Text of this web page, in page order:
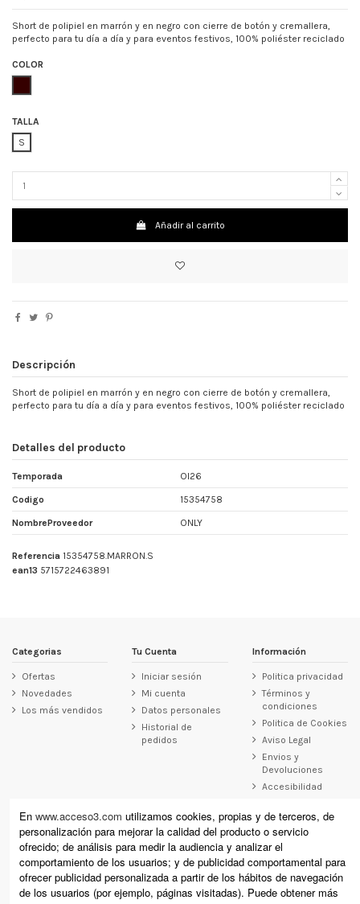
Short de polipiel en marrón y en negro con cierre de botón y cremallera,
perfecto para tu día a día y para eventos festivos, 100% poliéster reciclado
COLOR
TALLA
S
Añadir al carrito
Descripción
Short de polipiel en marrón y en negro con cierre de botón y cremallera,
perfecto para tu día a día y para eventos festivos, 100% poliéster reciclado
Detalles del producto
Temporada OI26
Codigo 15354758
NombreProveedor ONLY
Referencia 15354758.MARRON.S
ean13 5715722463891
Categorias
Ofertas
Novedades
Los más vendidos
Tu Cuenta
Iniciar sesión
Mi cuenta
Datos personales
Historial de
pedidos
Información
Politica privacidad
Términos y
condiciones
Politica de Cookies
Aviso Legal
Envios y
Devoluciones
Accesibilidad
Contacto
Acceso3
Raimundo Revilla 12, Laredo (Cantabria)
Calle Cervantes 11, Santoña (Cantabria)
+34 942 610 178 (laredo) +34 942 671 864 (Santoña)
En www.acceso3.com utilizamos cookies, propias y de terceros, de
personalización para mejorar la calidad del producto o servicio
ofrecido; de análisis para medir la audiencia y analizar el
comportamiento de los usuarios; y de publicidad comportamental para
ofrecer publicidad personalizada a partir de los hábitos de navegación
de los usuarios (por ejemplo, páginas visitadas). Puede obtener más